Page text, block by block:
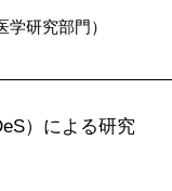
研究部門）
）による研究